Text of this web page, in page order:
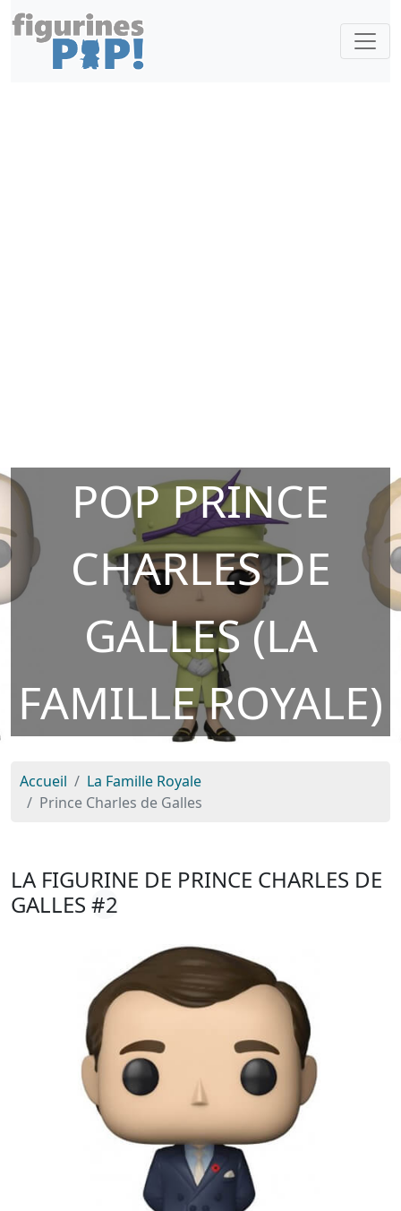
POP PRINCE
CHARLES DE
GALLES (LA
FAMILLE ROYALE)
Accueil
La Famille Royale
Prince Charles de Galles
LA FIGURINE DE PRINCE CHARLES DE
GALLES #2